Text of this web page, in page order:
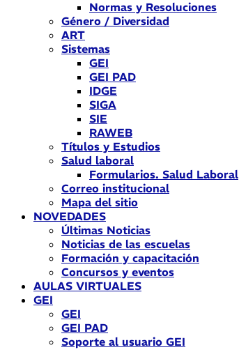
Normas y Resoluciones
Género / Diversidad
ART
Sistemas
GEI
GEI PAD
IDGE
SIGA
SIE
RAWEB
Títulos y Estudios
Salud laboral
Formularios. Salud Laboral
Correo institucional
Mapa del sitio
NOVEDADES
Últimas Noticias
Noticias de las escuelas
Formación y capacitación
Concursos y eventos
AULAS VIRTUALES
GEI
GEI
GEI PAD
Soporte al usuario GEI